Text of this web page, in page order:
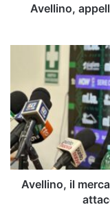
Avellino,
secondo
l’algoritmo:
3
possibili
attaccanti
per
Avellino, il